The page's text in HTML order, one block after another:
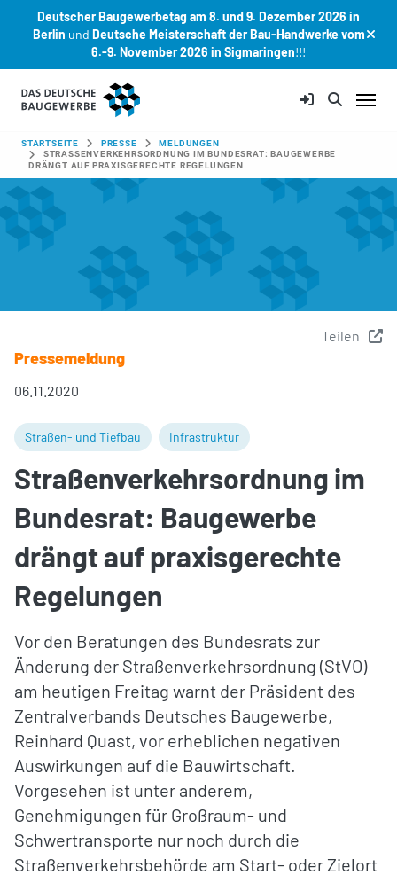
Deutscher Baugewerbetag am 8. und 9. Dezember 2026 in
Berlin und Deutsche Meisterschaft der Bau-Handwerke vom
6.-9. November 2026 in Sigmaringen!!!
Zum Hauptinhalt springen
SIE SIND HIER:
STARTSEITE PRESSE
MELDUNGEN
STRASSENVERKEHRSORDNUNG IM BUNDESRAT: BAUGEWERBE D
RÄNGT AUF PRAXISGERECHTE REGELUNGEN
Teilen
Pressemeldung
06.11.2020
Straßen- und Tiefbau Infrastruktur
Straßenverkehrsordnung im
Bundesrat: Baugewerbe
drängt auf praxisgerechte
Regelungen
Vor den Beratungen des Bundesrats zur
Änderung der Straßenverkehrsordnung (StVO)
am heutigen Freitag warnt der Präsident des
Zentralverbands Deutsches Baugewerbe,
Reinhard Quast, vor erheblichen negativen
Auswirkungen auf die Bauwirtschaft.
Vorgesehen ist unter anderem,
Genehmigungen für Großraum- und
Schwertransporte nur noch durch die
Straßenverkehrsbehörde am Start- oder Zielort